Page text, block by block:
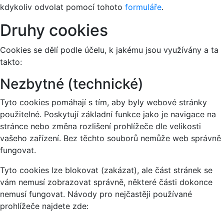
kdykoliv odvolat pomocí tohoto formuláře.
Druhy cookies
Cookies se dělí podle účelu, k jakému jsou využívány a ta
takto:
Nezbytné (technické)
Tyto cookies pomáhají s tím, aby byly webové stránky
použitelné. Poskytují základní funkce jako je navigace na
stránce nebo změna rozlišení prohlížeče dle velikosti
vašeho zařízení. Bez těchto souborů nemůže web správně
fungovat.
Tyto cookies lze blokovat (zakázat), ale část stránek se
vám nemusí zobrazovat správně, některé části dokonce
nemusí fungovat. Návody pro nejčastěji používané
prohlížeče najdete zde: